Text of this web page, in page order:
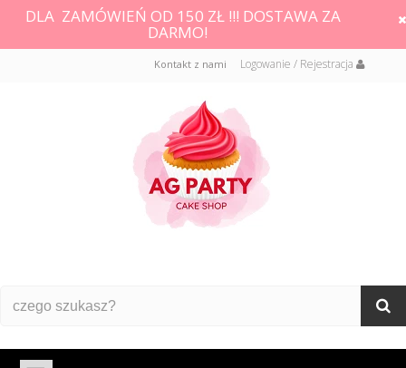
DLA ZAMÓWIEŃ OD 150 ZŁ !!! DOSTAWA ZA
DARMO!
Logowanie / Rejestracja
Kontakt z nami